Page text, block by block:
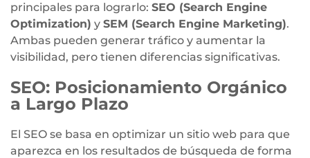
principales para lograrlo: SEO (Search Engine
Optimization) y SEM (Search Engine Marketing).
Ambas pueden generar tráfico y aumentar la
visibilidad, pero tienen diferencias significativas.
SEO: Posicionamiento Orgánico
a Largo Plazo
El SEO se basa en optimizar un sitio web para que
aparezca en los resultados de búsqueda de forma